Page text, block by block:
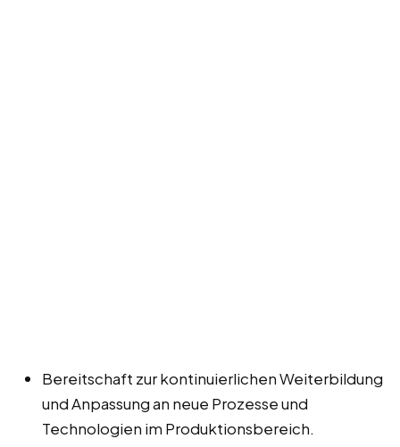
Bereitschaft zur kontinuierlichen Weiterbildung
und Anpassung an neue Prozesse und
Technologien im Produktionsbereich.